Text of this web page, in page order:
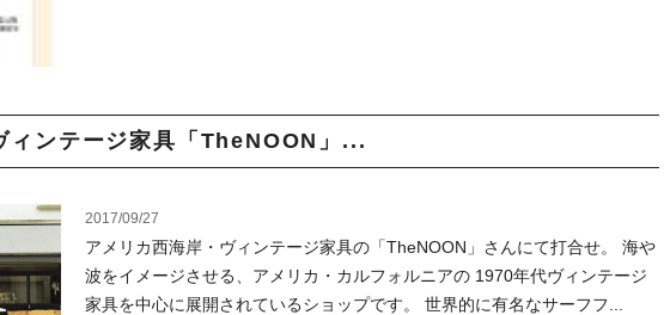
ィンテージ家具「TheNOON」...
2017/09/27
アメリカ西海岸・ヴィンテージ家具の「TheNOON」さんにて打合せ。 海や
波をイメージさせる、アメリカ・カルフォルニアの 1970年代ヴィンテージ
家具を中心に展開されているショップです。 世界的に有名なサーフフ...